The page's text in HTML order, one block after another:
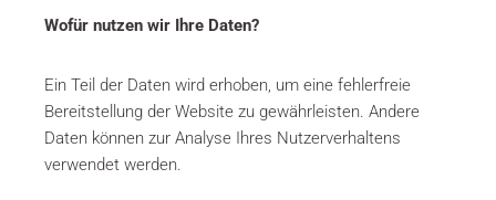
Wofür nutzen wir Ihre Daten?
Ein Teil der Daten wird erhoben, um eine fehlerfreie
Bereitstellung der Website zu gewährleisten. Andere
Daten können zur Analyse Ihres Nutzerverhaltens
verwendet werden.